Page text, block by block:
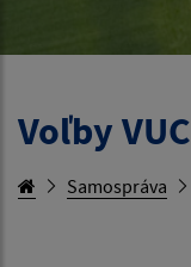
Voľby VUC
Samospráva